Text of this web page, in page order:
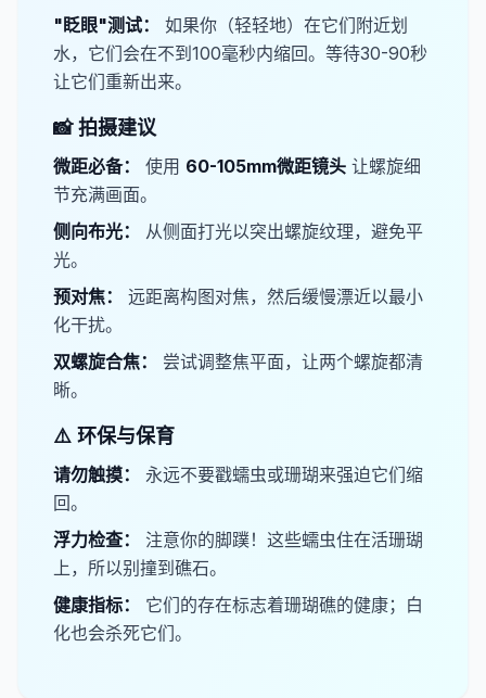
"眨眼"测试：
如果你（轻轻地）在它们附近划
水，它们会在不到100毫秒内缩回。等待30-90秒
让它们重新出来。
📸 拍摄建议
​微距必备： 使用 60-105mm微距镜头​ 让螺旋细
节充满画面。
​侧向布光：
从侧面打光以突出螺旋纹理，避免平
光。
​预对焦：
远距离构图对焦，然后缓慢漂近以最小
化干扰。
​双螺旋合焦：
尝试调整焦平面，让两个螺旋都清
晰。
⚠️ 环保与保育
​请勿触摸：
永远不要戳蠕虫或珊瑚来强迫它们缩
回。
​浮力检查：
注意你的脚蹼！这些蠕虫住在活珊瑚
上，所以别撞到礁石。
​健康指标：
它们的存在标志着珊瑚礁的健康；白
化也会杀死它们。